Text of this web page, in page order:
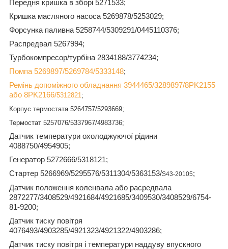
Передня кришка в зборі 5271533;
Кришка масляного насоса 5269878/5253029;
Форсунка паливна 5258744/5309291/0445110376;
Распредвал 5267994;
Турбокомпресор/турбіна 2834188/3774234;
Помпа 5269897/5269784/5333148;
Ремінь допоміжного обладнання 3944465/3289897/8PK2155
або 8PK2166/5312821 ;
Корпус термостата 5264757/5293669;
Термостат 5257076/5337967/4983736;
Датчик температури охолоджуючої рідини
4088750/4954905;
Генератор 5272666/5318121;
Стартер 5266969/5295576/5311304/5363153/S43-20105;
Датчик положення коленвала або расредвала
2872277/3408529/4921684/4921685/3409530/3408529/6754-
81-9200;
Датчик тиску повітря
4076493/4903285/4921323/4921322/4903286;
Датчик тиску повітря і температури наддуву впускного